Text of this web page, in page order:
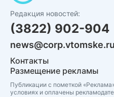
Редакция новостей:
(3822) 902-904
news@corp.vtomske.ru
Контакты
Размещение рекламы
Публикации с пометкой
условиях и оплачены